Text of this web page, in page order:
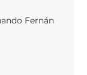
Fernán